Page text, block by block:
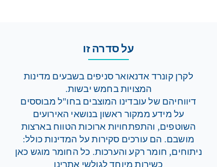
על סדרה זו
לקרן קונרד אדנאואר סניפים בשבעים מדינות
המצויות בחמש יבשות.
דיווחיהם של עובדינו המוצבים בחו"ל מבוססים
על מידע ממקור ראשון בנושאי האירועים
השוטפים, והתפתחויות ארוכות הטווח בארצות
מושבם. הם עורכים סקירות על המדינות כולל:
ניתוחים, חומר רקע והערכות. כל החומר מוגש כאן
כשירות מיוחד לגולשי אתרינו